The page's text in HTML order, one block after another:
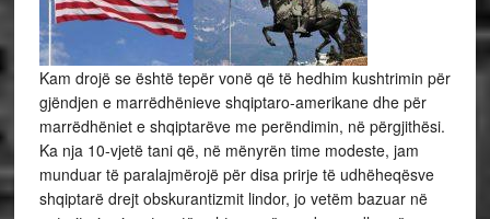
Kam drojë se është tepër vonë që të hedhim kushtrimin për
gjëndjen e marrëdhënieve shqiptaro-amerikane dhe për
marrëdhëniet e shqiptarëve me perëndimin, në përgjithësi.
Ka nja 10-vjetë tani që, në mënyrën time modeste, jam
munduar të paralajmërojë për disa prirje të udhëheqësve
shqiptarë drejt obskurantizmit lindor, jo vetëm bazuar në